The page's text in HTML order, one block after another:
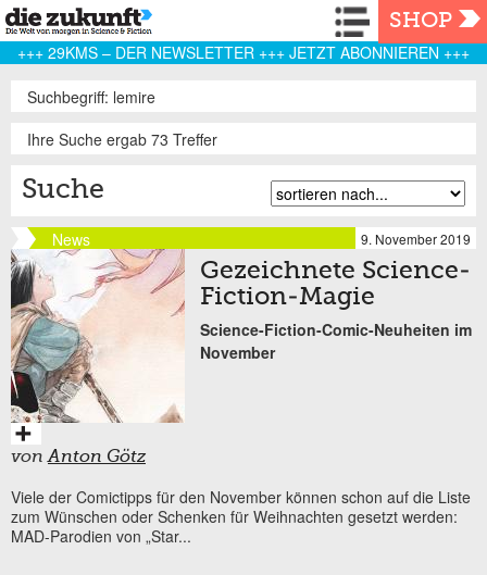
Navigation
SHOP
+++ 29KMS – DER NEWSLETTER +++ JETZT ABONNIEREN +++
Suchbegriff: lemire
Ihre Suche ergab 73 Treffer
Suche
News 9. November 2019
Gezeichnete Science-
Fiction-Magie
Science-Fiction-Comic-Neuheiten im
November
vonAnton Götz
Viele der Comictipps für den November können schon auf die Liste
zum Wünschen oder Schenken für Weihnachten gesetzt werden:
MAD-Parodien von „Star...